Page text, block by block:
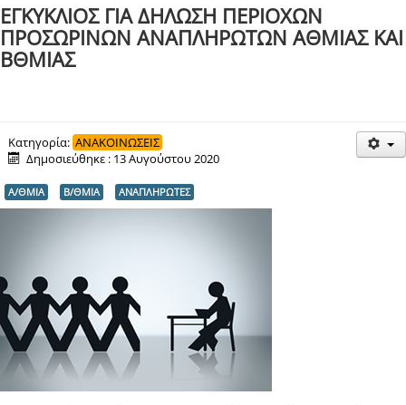
ΝΕΑ
ΣΥΜΒΟΥΛΙΑ
ΔΡΑΣΕΙΣ
ΕΠΙΚΟΙΝΩΝΙΑ
ΕΞ ΑΠΟΣΤΑΣΕΩΣ ΕΚΠΑΙΔΕΥΣΗ
ΕΓΚΥΚΛΙΟΣ ΓΙΑ ΔΗΛΩΣΗ ΠΕΡΙΟΧΩΝ
ΠΡΟΣΩΡΙΝΩΝ ΑΝΑΠΛΗΡΩΤΩΝ ΑΘΜΙΑΣ ΚΑΙ
ΒΘΜΙΑΣ
Κατηγορία: ΑΝΑΚΟΙΝΩΣΕΙΣ
Δημοσιεύθηκε : 13 Αυγούστου 2020
Α/ΘΜΙΑ Β/ΘΜΙΑ ΑΝΑΠΛΗΡΩΤΕΣ